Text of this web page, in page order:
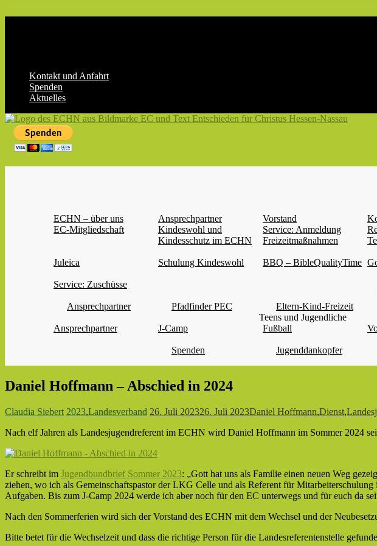
Kontakt und Anfahrt
Spenden
Aktuelles
ECHN
EC-
ECHN – über uns
Ansprechpartner Vorstand
EC-Mitgliedschaft
Kindeswohl und
Kindesschutz im ECHN
Service: Anmeldung
Freizeitmaßnahmen
Juleica
Schulung Kindeswohl BBQ – BibleQualityTime
Service: Zuschüsse
Ansprechpartner
Pfadfinder PEC Eltern-Kind-Freizeit
Teens und Jugendliche
Ansprechpartner
J-Camp Fußball
Spenden
Jugenddankopfer
Daniel Hoffmann – Abschied in 2024
Claudia Siebert 2023,Landesverband 26. Juli 202326. Juli 2023Daniel Hoffmann,Dienst,
Nach elf Jahren als Landesjugendreferent im ECHN wird Daniel Hoffmann im Sommer 2024
Er schreibt im Jugendbundbrief Sommer 2023: „Gott hat uns als Familie einen neuen Weg
ziehen, wo ich als Gemeinschaftspastor der LKG Celle und als Referent für
Aufgaben. Bis zum J-Camp 2024 werde ich aber noch für den EC unterwegs und für euch da
Nach den Sommerferien wird sich der Vorstand des ECHN mit dem Wechsel und der
Bitte betet für die Wechselzeit und dass die richtige Person für die Landesreferentenstelle